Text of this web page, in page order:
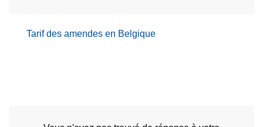
Tarif des amendes en Belgique